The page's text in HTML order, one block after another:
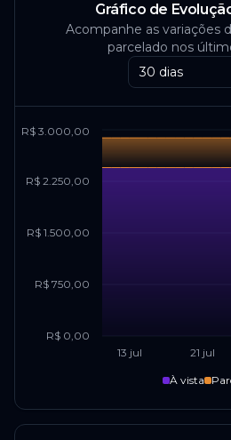
Gráfico de
Acompanhe as variações
parcelado nos
30 dias
13 jul 21 jul
R$ 0,00
R$ 750,00
R$ 1.500,00
R$ 2.250,00
R$ 3.000,00
À vista